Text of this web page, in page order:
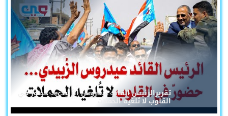
تقريرالرئيس القائد عيدروس الزُبيدي... حضورٌ في
القلوب لا تُلغيه الحملات